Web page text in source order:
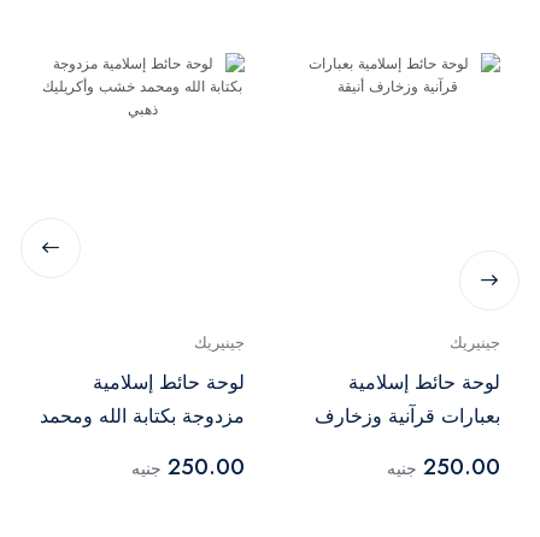
جينيريك
لوحة حائط إسلامية
بعبارات قرآنية وزخارف
250.00 جنيه
جينيريك
لوحة حائط إسلامية
مزدوجة بكتابة الله ومحمد
250.00 جنيه